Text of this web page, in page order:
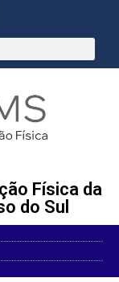
Física da
do Sul